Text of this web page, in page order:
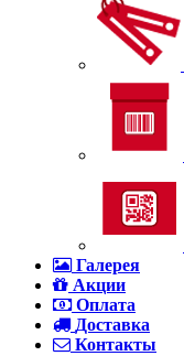
Галерея
Акции
Оплата
Доставка
Контакты